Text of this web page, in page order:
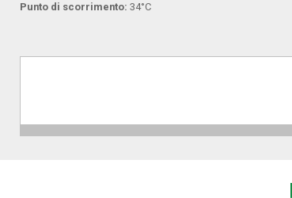
Punto di scorrimento: 34°C